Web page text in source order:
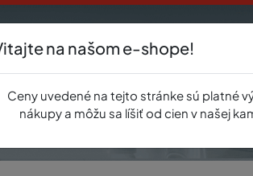
AkcieE-shopRegistráciaNovinkyO
na našom e-shope!
Ceny uvedené na tejto stránke sú platné
nákupy a môžu sa líšiť od cien v našej